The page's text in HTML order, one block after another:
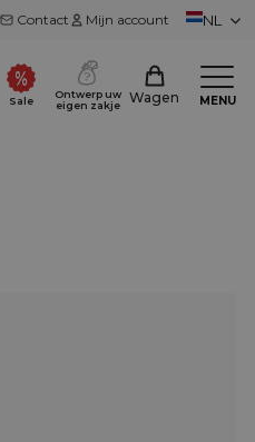
Contact Mijn account NL
Sale
Ontwerp uw
eigen zakje
Wagen MENU